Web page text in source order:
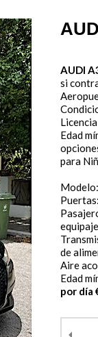
AUDI
si
Edad
para
de
Aire
Edad
por día